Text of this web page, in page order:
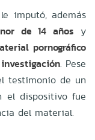
imputó, además
de 14 años y
pornográfico
. Pese
testimonio de un
el dispositivo fue
del material.